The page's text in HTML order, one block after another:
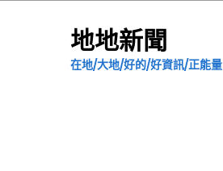
地地新聞
在地/大地/好的/好資訊/正能量